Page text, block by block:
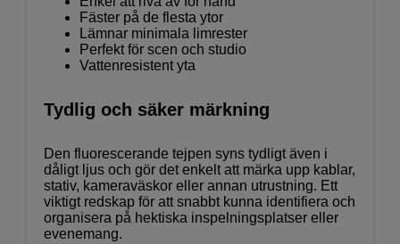
Fäster på de flesta ytor
Lämnar minimala limrester
Perfekt för scen och studio
Vattenresistent yta
Tydlig och säker märkning
Den fluorescerande tejpen syns tydligt även i
dåligt ljus och gör det enkelt att märka upp kablar,
stativ, kameraväskor eller annan utrustning. Ett
viktigt redskap för att snabbt kunna identifiera och
organisera på hektiska inspelningsplatser eller
evenemang.